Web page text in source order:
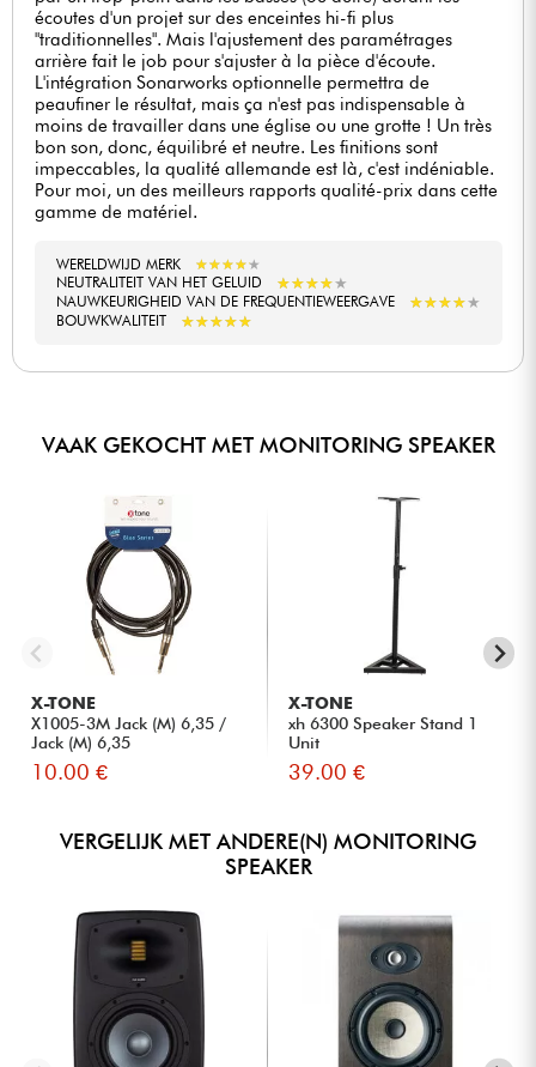
écoutes d'un projet sur des enceintes hi-fi plus
"traditionnelles". Mais l'ajustement des paramétrages
arrière fait le job pour s'ajuster à la pièce d'écoute.
L'intégration Sonarworks optionnelle permettra de
peaufiner le résultat, mais ça n'est pas indispensable à
moins de travailler dans une église ou une grotte ! Un très
bon son, donc, équilibré et neutre. Les finitions sont
impeccables, la qualité allemande est là, c'est indéniable.
Pour moi, un des meilleurs rapports qualité-prix dans cette
gamme de matériel.
WERELDWIJD MERK ★★★★★
★★★★★
NEUTRALITEIT VAN HET GELUID
★★★★★
★★★★★
NAUWKEURIGHEID VAN DE FREQUENTIEWEERGAVE ★★★★★
★★★★★
BOUWKWALITEIT ★★★★★
★★★★★
VAAK GEKOCHT MET MONITORING SPEAKER
X-TONE
X1005-3M Jack (M) 6,35 /
Jack (M) 6,35
10.00 €
X-TONE
xh 6300 Speaker Stand 1
Unit
39.00 €
VERGELIJK MET ANDERE(N) MONITORING
SPEAKER